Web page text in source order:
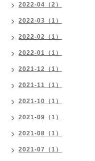
2022-04（2）
2022-03（1）
2022-02（1）
2022-01（1）
2021-12（1）
2021-11（1）
2021-10（1）
2021-09（1）
2021-08（1）
2021-07（1）